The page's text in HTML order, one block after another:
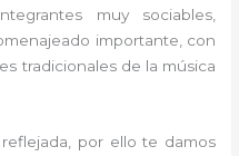
muy sociables,
importante, con
tradicionales de la música
por ello te damos